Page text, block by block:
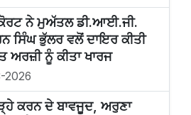
ਨੇ ਮੁਅੱਤਲ ਡੀ.ਆਈ.ਜੀ.
ਸਿੰਘ ਭੁੱਲਰ ਵਲੋਂ ਦਾਇਰ ਕੀਤੀ
ਅਰਜ਼ੀ ਨੂੰ ਕੀਤਾ ਖਾਰਜ
2026
ਕਰਨ ਦੇ ਬਾਵਜੂਦ, ਅਰੁਣਾ